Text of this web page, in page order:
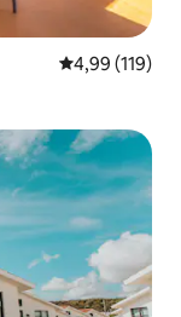
Évaluation
4,99 (119)